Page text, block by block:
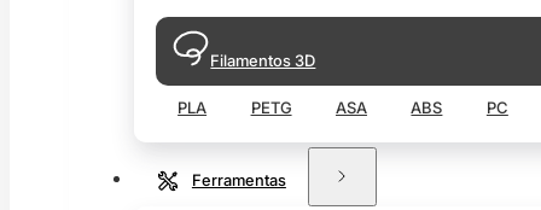
Filamentos 3D
PLA PETG ASA ABS PC
Ferramentas